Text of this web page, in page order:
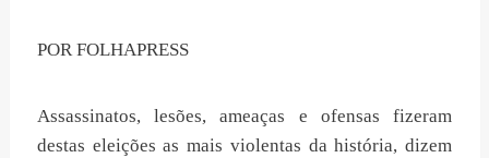
POR FOLHAPRESS
Assassinatos, lesões, ameaças e ofensas fizeram
destas eleições as mais violentas da história, dizem